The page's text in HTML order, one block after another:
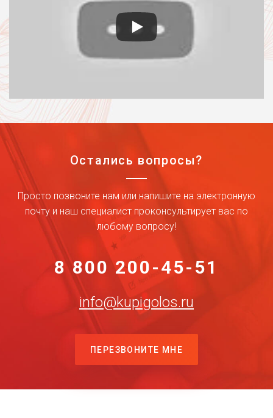
Остались вопросы?
Просто позвоните нам или напишите на электронную
почту и наш специалист проконсультирует вас по
любому вопросу!
8 800 200-45-51
info@kupigolos.ru
ПЕРЕЗВОНИТЕ МНЕ